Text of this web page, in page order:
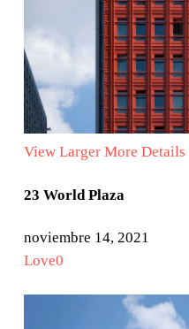
View Larger More Details
23 World Plaza
noviembre 14, 2021
Love0